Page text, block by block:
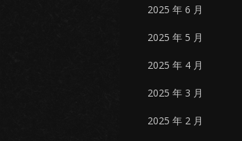
2025 年 6 月
2025 年 5 月
2025 年 4 月
2025 年 3 月
2025 年 2 月